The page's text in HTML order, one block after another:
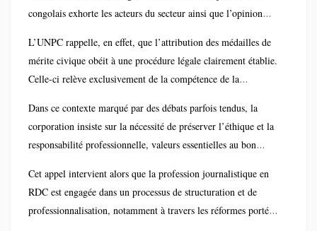
congolais exhorte les acteurs du secteur ainsi que l’opinion
désinformation ou procès d’intention autour de ce processus.
L’UNPC rappelle, en effet, que l’attribution des médailles de
mérite civique obéit à une procédure légale clairement établie.
Celle-ci relève exclusivement de la compétence de la
décerner ces distinctions honorifiques selon des critères
rigoureux.
Dans ce contexte marqué par des débats parfois tendus, la
corporation insiste sur la nécessité de préserver l’éthique et la
responsabilité professionnelle, valeurs essentielles au bon
journalistes à privilégier une information vérifiée et à éviter
toute interprétation hâtive susceptible d’alimenter la confusion
au sein de l’opinion.
Cet appel intervient alors que la profession journalistique en
RDC est engagée dans un processus de structuration et de
professionnalisation, notamment à travers les réformes portées